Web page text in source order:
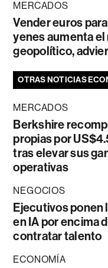
MERCADOS
Vender euros
yenes aumenta
geopolítico,
OTRAS NOTICIAS
MERCADOS
Berkshire
propias por
tras elevar sus
operativas
NEGOCIOS
Ejecutivos ponen
en IA por encima
contratar talento
ECONOMÍA